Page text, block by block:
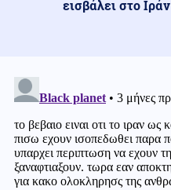
εισβάλει στο Ιράν